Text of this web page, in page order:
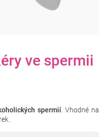
ve spermii
spermií. Vhodné na